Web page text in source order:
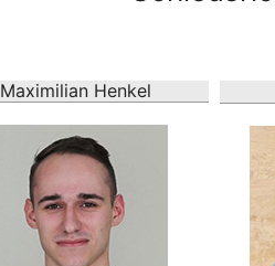
Maximilian Henkel